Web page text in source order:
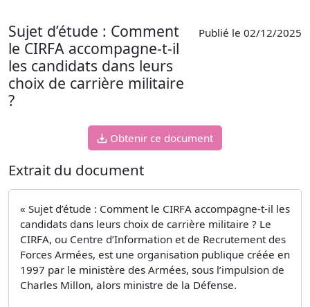
Sujet d’étude : Comment
le CIRFA accompagne-t-il
les candidats dans leurs
choix de carrière militaire
?
Publié le 02/12/2025
Obtenir ce document
Extrait du document
« Sujet d’étude : Comment le CIRFA accompagne-t-il les
candidats dans leurs choix de carrière militaire ? Le
CIRFA, ou Centre d’Information et de Recrutement des
Forces Armées, est une organisation publique créée en
1997 par le ministère des Armées, sous l’impulsion de
Charles Millon, alors ministre de la Défense.